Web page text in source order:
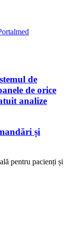
de
de orice
analize
și
pentru pacienți și